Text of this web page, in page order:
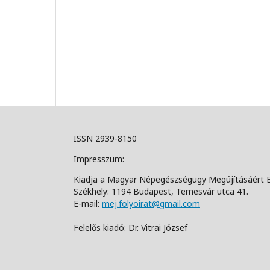
ISSN 2939-8150
Impresszum:
Kiadja a Magyar Népegészségügy Megújításáért
Székhely: 1194 Budapest, Temesvár utca 41.
E-mail: mej.folyoirat@gmail.com
Felelős kiadó: Dr. Vitrai József